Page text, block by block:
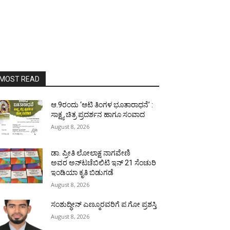
READ
ಆ.9ರಂದು ‘ಆಟಿ ತಿಂಗಳ ಭೂತಾರಾಧನೆ’ :
ಸಾಕ್ಷ್ಯ ಚಿತ್ರ ಪ್ರದರ್ಶನ ಹಾಗೂ ಸಂವಾದ
August 8, 2026
ಡಾ. ಪ್ರೀತಿ ಲೋಲಾಕ್ಷ ನಾಗವೇಣಿ
ಅವರ ಅನ್‌ಟಚೆಬಿಲಿಟಿ ಇನ್ 21 ಸೆಂಚುರಿ
ಇಂಡಿಯಾ ಕೃತಿ ಬಿಡುಗಡೆ
August 8, 2026
ಸಂಶುದ್ಧೀನ್ ಎಣ್ಮೂರವರಿಗೆ ಪ.ಗೋ ಪ್ರಶಸ್ತಿ
August 8, 2026